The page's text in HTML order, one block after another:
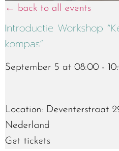
← back to all events
Introductie Workshop
kompas”
September 5 at 08:00 -
Location: Deventerstraat
Nederland
Get tickets